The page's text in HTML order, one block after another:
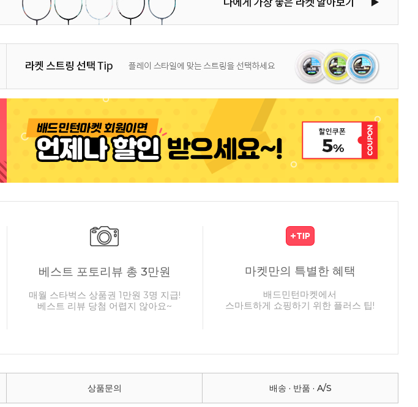
베스트 포토리뷰 총 3만원
매월 스타벅스 상품권 1만원 3명 지급!
베스트 리뷰 당첨 어렵지 않아요~
마켓만의 특별한 혜택
배드민턴마켓에서
스마트하게 쇼핑하기 위한 플러스 팁!
상품문의 배송 · 반품 · A/S